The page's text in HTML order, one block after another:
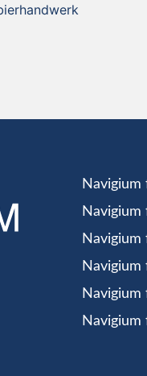
Navigium
Navigium
Navigium
Navigium
Navigium
Navigium